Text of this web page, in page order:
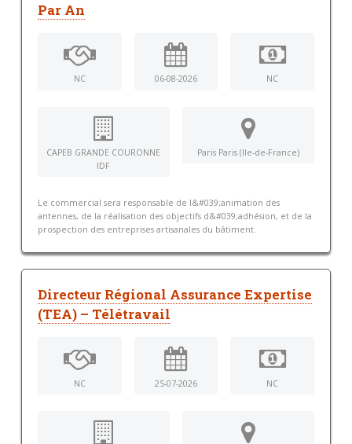
Par An
NC 06-08-2026 NC
CAPEB GRANDE COURONNE
IDF
Paris Paris (Ile-de-France)
Le commercial sera responsable de l&#039;animation des
antennes, de la réalisation des objectifs d&#039;adhésion, et de la
prospection des entreprises artisanales du bâtiment.
Directeur Régional Assurance Expertise
(TEA) – Télétravail
NC 25-07-2026 NC